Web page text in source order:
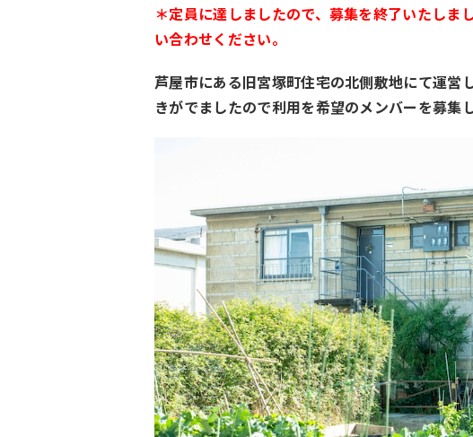
＊定員に達しましたので、募集を終了いたしま
い合わせください。
芦屋市にある旧宮塚町住宅の北側敷地にて運営
きがでましたので利用を希望のメンバーを募集し